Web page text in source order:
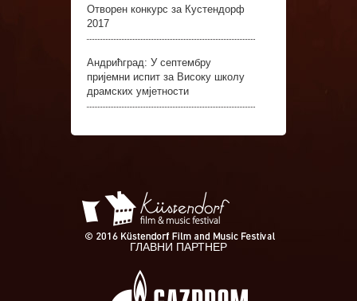
Отворен конкурс за Кустендорф
2017
Андрићград: У септембру
пријемни испит за Високу школу
драмских умјетности
ГЛАВНИ ПАРТНЕР